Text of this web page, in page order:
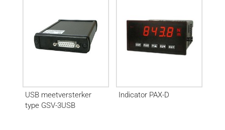
USB meetversterker
type GSV-3USB
Indicator PAX-D